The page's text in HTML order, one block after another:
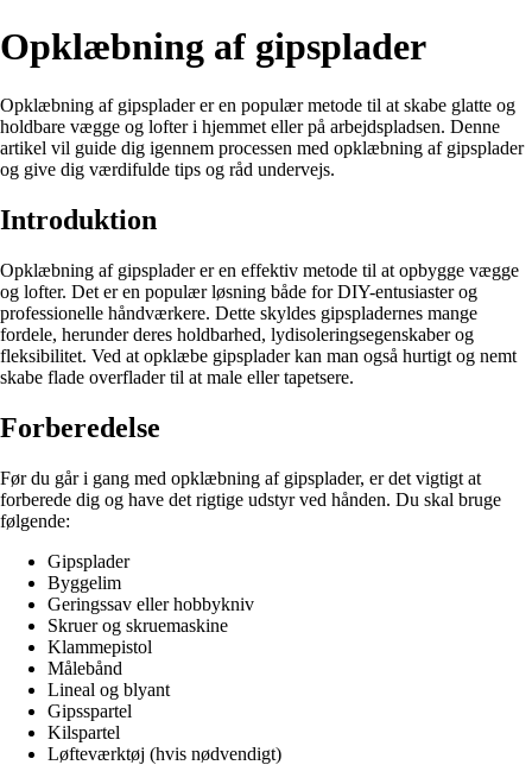
Opklæbning af gipsplader
Opklæbning af gipsplader er en populær metode til at skabe glatte og
holdbare vægge og lofter i hjemmet eller på arbejdspladsen. Denne
artikel vil guide dig igennem processen med opklæbning af gipsplader
og give dig værdifulde tips og råd undervejs.
Introduktion
Opklæbning af gipsplader er en effektiv metode til at opbygge vægge
og lofter. Det er en populær løsning både for DIY-entusiaster og
professionelle håndværkere. Dette skyldes gipspladernes mange
fordele, herunder deres holdbarhed, lydisoleringsegenskaber og
fleksibilitet. Ved at opklæbe gipsplader kan man også hurtigt og nemt
skabe flade overflader til at male eller tapetsere.
Forberedelse
Før du går i gang med opklæbning af gipsplader, er det vigtigt at
forberede dig og have det rigtige udstyr ved hånden. Du skal bruge
følgende:
Gipsplader
Byggelim
Geringssav eller hobbykniv
Skruer og skruemaskine
Klammepistol
Målebånd
Lineal og blyant
Gipsspartel
Kilspartel
Løfteværktøj (hvis nødvendigt)